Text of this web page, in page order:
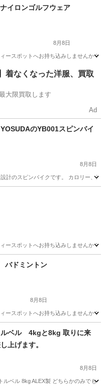
ング FITMATE
イロンゴルフウェア
8月8日
ポットへお持ち込みしませんか？
着なくなった洋服、買取
大限買取します
Ad
YOSUDAのYB001スピンバイ
8月8日
計のスピンバイクです。 カロリー、
ング
ポットへお持ち込みしませんか？
バドミントン
8月8日
ポットへお持ち込みしませんか？
ルベル 4kgと8kg 取りに来
上げます。
8月8日
ベル 8kg ALEX製 どちらかのみでも大